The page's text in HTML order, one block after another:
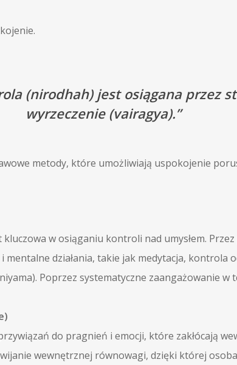
(nirodhah) jest osiągana przez
wyrzeczenie (vairagya).”
metody, które umożliwiają uspokojenie
kluczowa w osiąganiu kontroli nad umysłem.
mentalne działania, takie jak medytacja, kontrola
Poprzez systematyczne zaangażowanie w
do pragnień i emocji, które zakłócają
wewnętrznej równowagi, dzięki której